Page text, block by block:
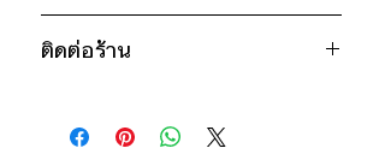
คืน)
ติดต่อร้านเพื่อสอบถามราคา
ติดต่อร้าน
ดูแผนที่ร้าน